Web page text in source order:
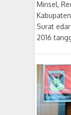
Minsel,
Surat
2016